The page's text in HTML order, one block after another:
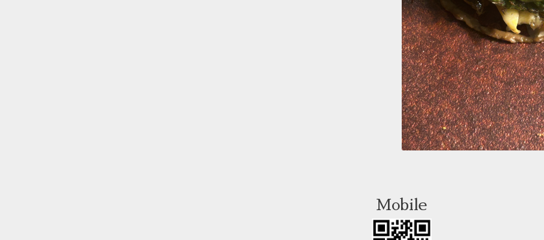
Mobile